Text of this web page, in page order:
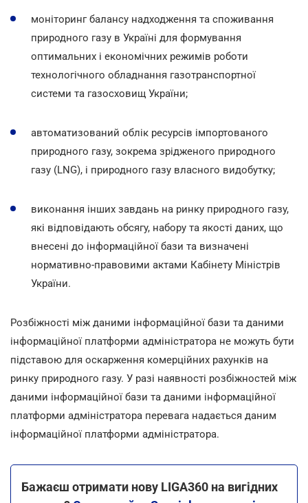
моніторинг балансу надходження та споживання
природного газу в Україні для формування
оптимальних і економічних режимів роботи
технологічного обладнання газотранспортної
системи та газосховищ України;
автоматизований облік ресурсів імпортованого
природного газу, зокрема зрідженого природного
газу (LNG), і природного газу власного видобутку;
виконання інших завдань на ринку природного газу,
які відповідають обсягу, набору та якості даних, що
внесені до інформаційної бази та визначені
нормативно-правовими актами Кабінету Міністрів
України.
Розбіжності між даними інформаційної бази та даними
інформаційної платформи адміністратора не можуть бути
підставою для оскарження комерційних рахунків на
ринку природного газу. У разі наявності розбіжностей між
даними інформаційної бази та даними інформаційної
платформи адміністратора перевага надається даним
інформаційної платформи адміністратора.
Бажаєш отримати нову LIGA360 на вигідних